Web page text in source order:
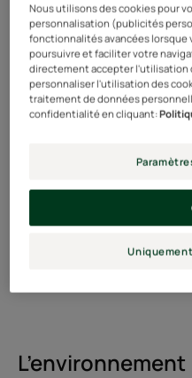
L’environnement
Nous utilisons des cookies pour
personnalisation (publicités
fonctionnalités avancées lorsque
poursuivre et faciliter votre
directement accepter l'utilisation
personnaliser l'utilisation des
traitement de données
confidentialité en cliquant: